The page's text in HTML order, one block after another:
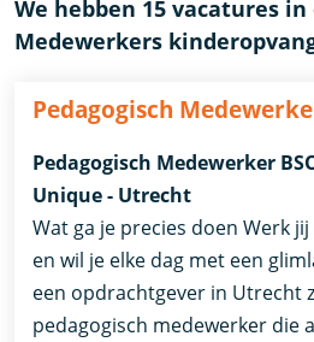
We hebben 15 vacatures
Medewerkers
Pedagogisch
Pedagogisch Medewerker
Unique - Utrecht
Wat ga je precies doen Werk
en wil je elke dag met een
een opdrachtgever in Utrecht
pedagogisch medewerker die